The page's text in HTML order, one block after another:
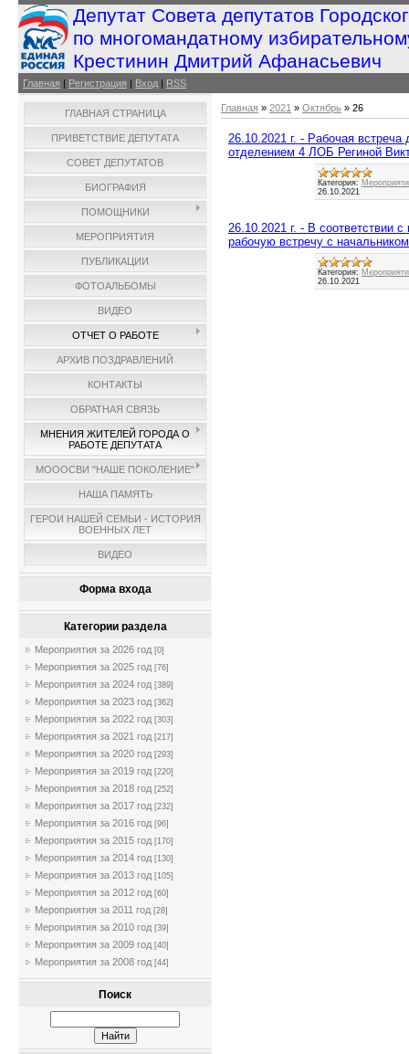
Депутат Совета депутатов
по многомандатному
Крестинин Дмитрий Афанасьевич
Главная | Регистрация | Вход | RSS
ГЛАВНАЯ СТРАНИЦА
ПРИВЕТСТВИЕ ДЕПУТАТА
СОВЕТ ДЕПУТАТОВ
БИОГРАФИЯ
ПОМОЩНИКИ
МЕРОПРИЯТИЯ
ПУБЛИКАЦИИ
ФОТОАЛЬБОМЫ
ВИДЕО
ОТЧЕТ О РАБОТЕ
АРХИВ ПОЗДРАВЛЕНИЙ
КОНТАКТЫ
ОБРАТНАЯ СВЯЗЬ
МНЕНИЯ ЖИТЕЛЕЙ ГОРОДА О
РАБОТЕ ДЕПУТАТА
МОООСВИ "НАШЕ ПОКОЛЕНИЕ"
НАША ПАМЯТЬ
ГЕРОИ НАШЕЙ СЕМЬИ - ИСТОРИЯ
ВОЕННЫХ ЛЕТ
ВИДЕО
Форма входа
Категории раздела
Мероприятия за 2026 год [0]
Мероприятия за 2025 год [76]
Мероприятия за 2024 год [389]
Мероприятия за 2023 год [362]
Мероприятия за 2022 год [303]
Мероприятия за 2021 год [217]
Мероприятия за 2020 год [293]
Мероприятия за 2019 год [220]
Мероприятия за 2018 год [252]
Мероприятия за 2017 год [232]
Мероприятия за 2016 год [96]
Мероприятия за 2015 год [170]
Мероприятия за 2014 год [130]
Мероприятия за 2013 год [105]
Мероприятия за 2012 год [60]
Мероприятия за 2011 год [28]
Мероприятия за 2010 год [39]
Мероприятия за 2009 год [40]
Мероприятия за 2008 год [44]
Поиск
Главная » 2021 » Октябрь » 26
26.10.2021 г. - Рабочая
отделением 4 ЛОБ Региной
Категория:
26.10.2021
26.10.2021 г. - В соответствии
рабочую встречу с
Категория:
26.10.2021